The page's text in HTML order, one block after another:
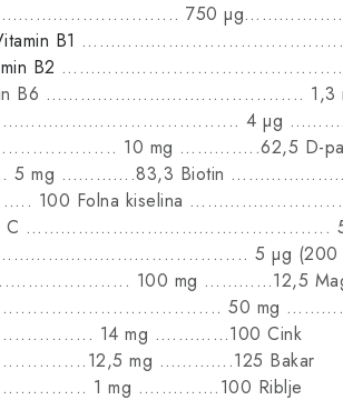
750
B1
B2
B6 ……………………….................
4 µg
10 mg …………..62,5 D-
5 mg ………….83,3 Biotin
100 Folna kiselina
C ………………………………................
5 µg (200
100 mg …………12,5
50 mg
14 mg ….………100 Cink
mg ………….125 Bakar
1 mg …..…...…100 Riblje